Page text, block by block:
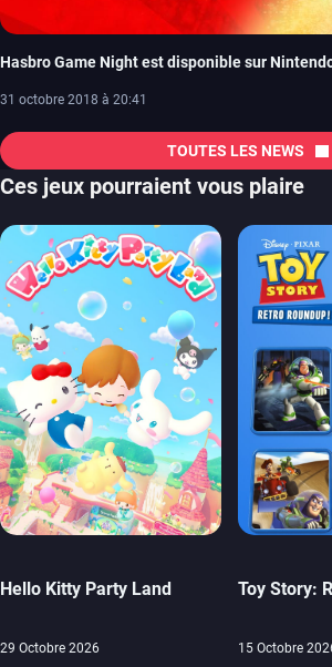
Hasbro Game Night est disponible sur
31 octobre 2018 à 20:41
TOUTES LES NEWS
Ces jeux pourraient vous plaire
Hello Kitty Party Land
29 Octobre 2026
Toy Story:
15 Octobre